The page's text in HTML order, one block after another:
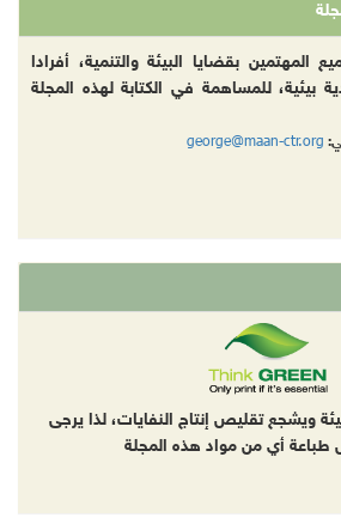
المهتمين بقضايا البيئة والتنمية، أفرادا
بيئية، للمساهمة في الكتابة لهذه المجلة
george@maan-ctr.org
ويشجع تقليص إنتاج النفايات، لذا يرجى
طباعة أي من مواد هذه المجلة